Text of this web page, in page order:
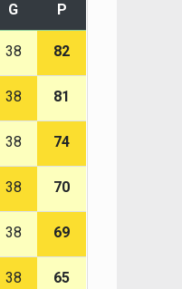
G P
38 82
38 81
38 74
38 70
38 69
38 65